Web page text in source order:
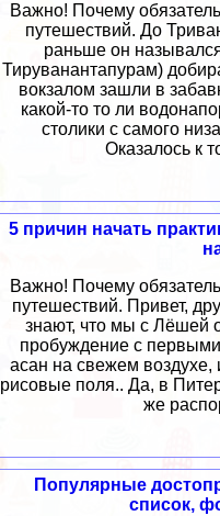
Важно! Почему
путешествий. До
раньше он
Тируванантапурам)
вокзалом зашли в
какой-то то ли
столики с самого
Оказалось к
5 причин начать
Важно! Почему
путешествий. Привет,
знают, что мы с Лёшей
пробуждение с
асан на свежем воздухе,
рисовые поля.. Да, в
же
Популярные
список,